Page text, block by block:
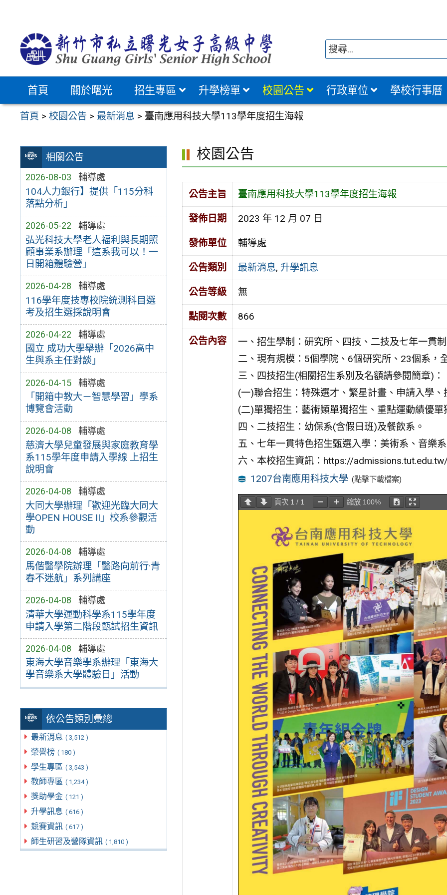
首頁 關於曙光 招生專區 升學榜單 校園公告 行政單位 學校行事曆
首頁 >校園公告 > 最新消息 > 臺南應用科技大學113學年度招生海報
相關公告
2026-08-03 輔導處
104人力銀行】提供「115分科
落點分析」
2026-05-22 輔導處
弘光科技大學老人福利與長期照
顧事業系辦理「這系我可以！一
日開箱體驗營」
2026-04-28 輔導處
116學年度技專校院統測科目選
考及招生選採說明會
2026-04-22 輔導處
國立 成功大學舉辦「2026高中
生與系主任對談」
2026-04-15 輔導處
「開箱中教大－智慧學習」學系
博覽會活動
2026-04-08 輔導處
慈濟大學兒童發展與家庭教育學
系115學年度申請入學線 上招生
說明會
2026-04-08 輔導處
大同大學辦理「歡迎光臨大同大
學OPEN HOUSE II」校系參觀活
動
2026-04-08 輔導處
馬偕醫學院辦理「醫路向前行·青
春不迷航」系列講座
2026-04-08 輔導處
清華大學運動科學系115學年度
申請入學第二階段甄試招生資訊
2026-04-08 輔導處
東海大學音樂學系辦理「東海大
學音樂系大學體驗日」活動
依公告類別彙總
最新消息 ( 3,512 )
榮譽榜 ( 180 )
學生專區 ( 3,543 )
教師專區 ( 1,234 )
獎助學金 ( 121 )
升學訊息 ( 616 )
競賽資訊 ( 617 )
師生研習及營隊資訊 ( 1,810 )
校園公告
公告主旨 臺南應用科技大學113學年度招生海報
發佈日期 2023 年 12 月 07 日
發佈單位 輔導處
公告類別 最新消息, 升學訊息
公告等級 無
點閱次數 866
公告內容
一、招生學制：研究所、四技、二技及七年一貫
二、現有規模：5個學院、6個研究所、23個系，
三、四技招生(相關招生系別及名額請參閱簡章)：
(一)聯合招生：特殊選才、繁星計畫、申請入學
(二)單獨招生：藝術類單獨招生、重點運動績優
四、二技招生：幼保系(含假日班)及餐飲系。
五、七年一貫特色招生甄選入學：美術系、音樂
六、本校招生資訊：https://
1207台南應用科技大學 (點擊下載檔案)
頁次 1 / 1 縮放 100%